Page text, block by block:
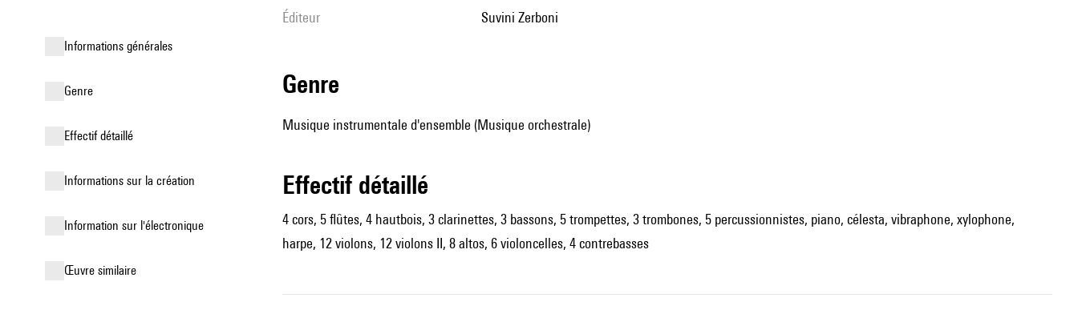
informations générales
genre
effectif détaillé
informations sur la création
Information sur l'électronique
œuvre similaire
éditeur Suvini Zerboni
genre
Musique instrumentale d'ensemble (Musique orchestrale)
effectif détaillé
4 cors, 5 flûtes, 4 hautbois, 3 clarinettes, 3 bassons, 5 trompettes, 3 trombones, 5 percussionnistes, piano, célesta, vibraphone, xylophone,
harpe, 12 violons, 12 violons II, 8 altos, 6 violoncelles, 4 contrebasses